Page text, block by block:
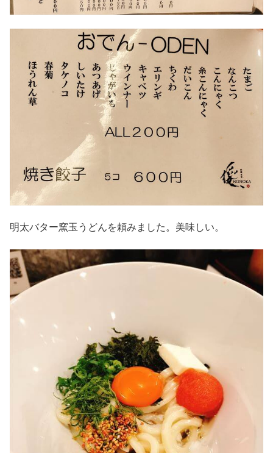
明太バター窯玉うどんを頼みました。美味しい。